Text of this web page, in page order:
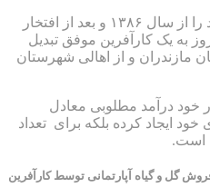
یکی از این کارآفرینان که کار خود را از سال ۱۳۸۶ و بعد از افتخار
به یک کارآفرین موفق تبدیل
و از اهالی شهرستان
خود درآمد مطلوبی معادل
را برای خود ایجاد کرده بلکه برای تعداد
است.
گل و گیاه آپارتمانی توسط کارآفرین